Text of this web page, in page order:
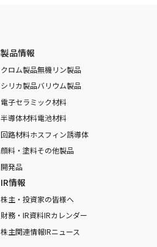
製品情報
クロム製品無機リン製品
シリカ製品バリウム製品
電子セラミック材料
半導体材料電池材料
回路材料ホスフィン誘導体
顔料・塗料その他製品
開発品
IR情報
株主・投資家の皆様へ
財務・IR資料IRカレンダー
株主関連情報IRニュース